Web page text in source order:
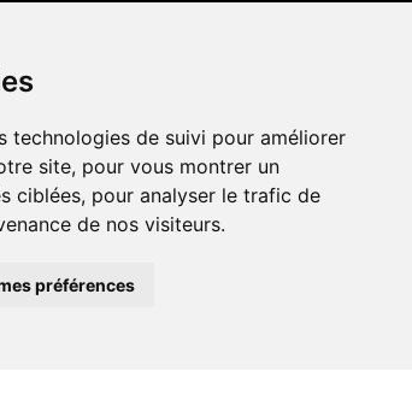
technologies de suivi pour améliorer
site, pour vous montrer un
ciblées, pour analyser le trafic de
de nos visiteurs.
préférences